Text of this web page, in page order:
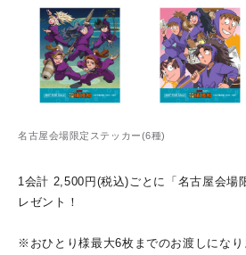
名古屋会場限定ステッカー(6種)
1会計 2,500円(税込)ごとに「名古屋会場
レゼント！
※おひとり様最大6枚までのお渡しになり